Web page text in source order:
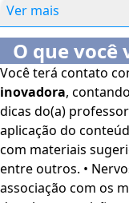
muitas vezes
face. O curso
proteção dessas
procedimentos
complicações
Nervos Faciais:
profissionais e
além de
seguintes recursos
contraste,
Ver mais
O que você
Você terá contato
inovadora,
dicas do(a)
aplicação do
com materiais
entre outros. • Nervos da cabeça • Nervos da cabeça e sua
associação com os